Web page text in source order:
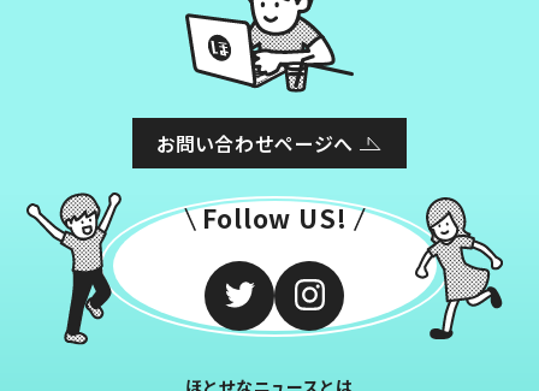
お問い合わせページへ
Follow US!
ほとせなニュースとは